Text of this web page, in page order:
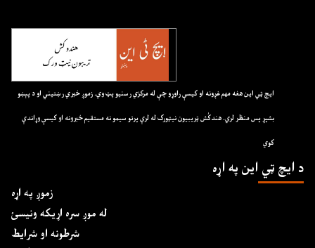
ايچ ټي اين هغه مهم غږونه او کيسې راوړو چې له مرکزي رسنيو پټ وي. زموږ خبري رښتيني او د پېښو
بشپړ پس منظر لري. هندکُش ټريبيون نيټورک له لرې پرتو سيمو نه مستقيم خبرونه او کيسې وړاندې
کوي
د ايچ ټي اين په اړه
زموږ په اړه
له موږ سره اړیکه ونیسئ
شرطونه او شرایط